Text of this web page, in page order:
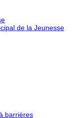
de la Jeunesse
barrières